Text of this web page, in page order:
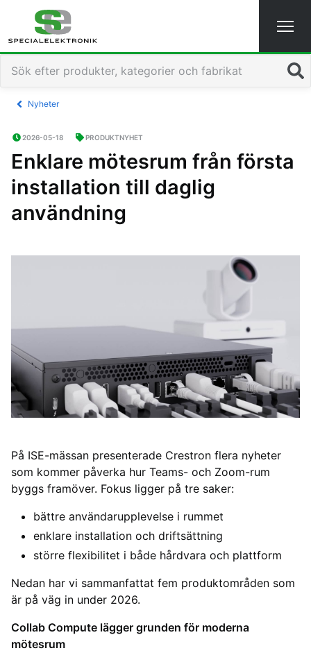
Sök
Nyheter
2026-05-18 PRODUKTNYHET
Enklare mötesrum från första
installation till daglig
användning
På ISE-mässan presenterade Crestron flera nyheter
som kommer påverka hur Teams- och Zoom-rum
byggs framöver. Fokus ligger på tre saker:
bättre användarupplevelse i rummet
enklare installation och driftsättning
större flexibilitet i både hårdvara och plattform
Nedan har vi sammanfattat fem produktområden som
är på väg in under 2026.
Collab Compute lägger grunden för moderna
mötesrum
Navigated to Enklare mötesrum från första installation